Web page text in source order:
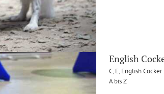
English
C, E, English
A bis Z